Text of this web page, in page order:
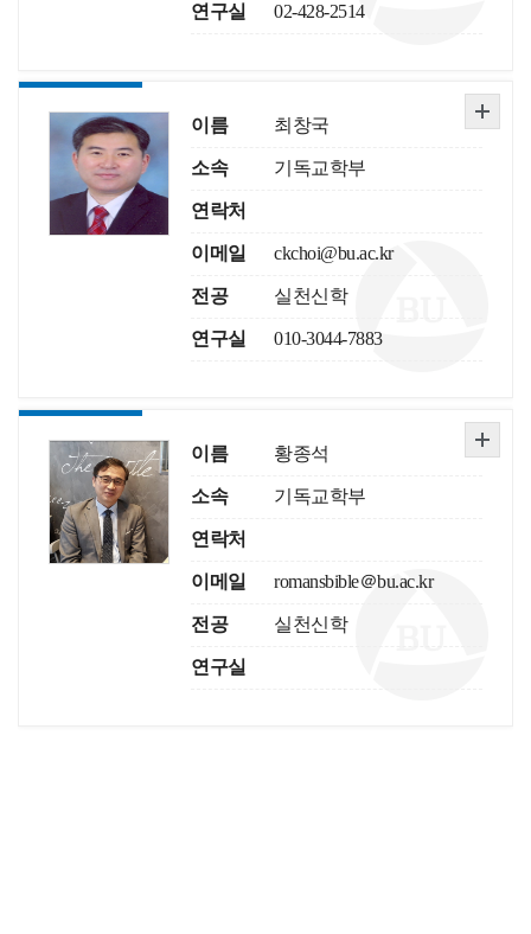
연구실 02-428-2514
이름 최창국
소속 기독교학부
연락처
이메일 ckchoi@bu.ac.kr
전공 실천신학
연구실 010-3044-7883
이름 황종석
소속 기독교학부
연락처
이메일 romansbible＠bu.ac.kr
전공 실천신학
연구실